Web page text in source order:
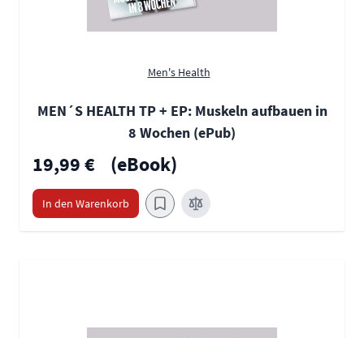
Men's Health
MEN´S HEALTH TP + EP: Muskeln aufbauen in
8 Wochen (ePub)
19,99 € (eBook)
In den Warenkorb